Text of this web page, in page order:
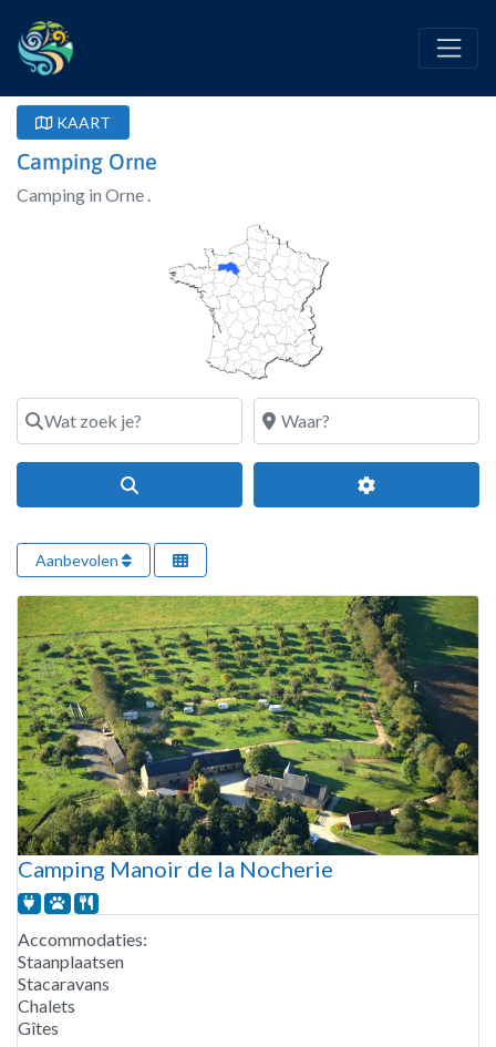
KAART
Camping Orne
Camping in Orne .
Wat zoek je? Waar?
Geavanceerde
Aanbevolen
Camping Manoir de la Nocherie
Accommodaties:
Staanplaatsen
Stacaravans
Chalets
Gîtes